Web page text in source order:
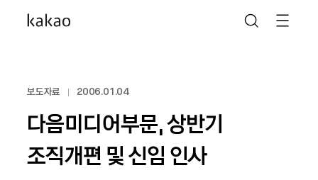
보도자료 2006.01.04
다음미디어부문, 상반기
조직개편 및 신임 인사